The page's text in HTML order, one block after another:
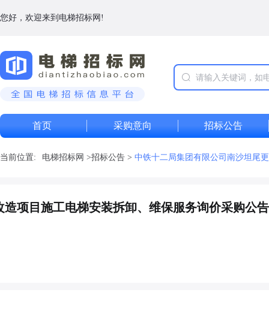
您好，欢迎来到电梯招标网!
首页 采购意向 招标公告
当前位置: 电梯招标网 >招标公告 > 中铁十二局集团有限公司南沙坦尾
项目施工电梯安装拆卸、维保服务询价采购公告